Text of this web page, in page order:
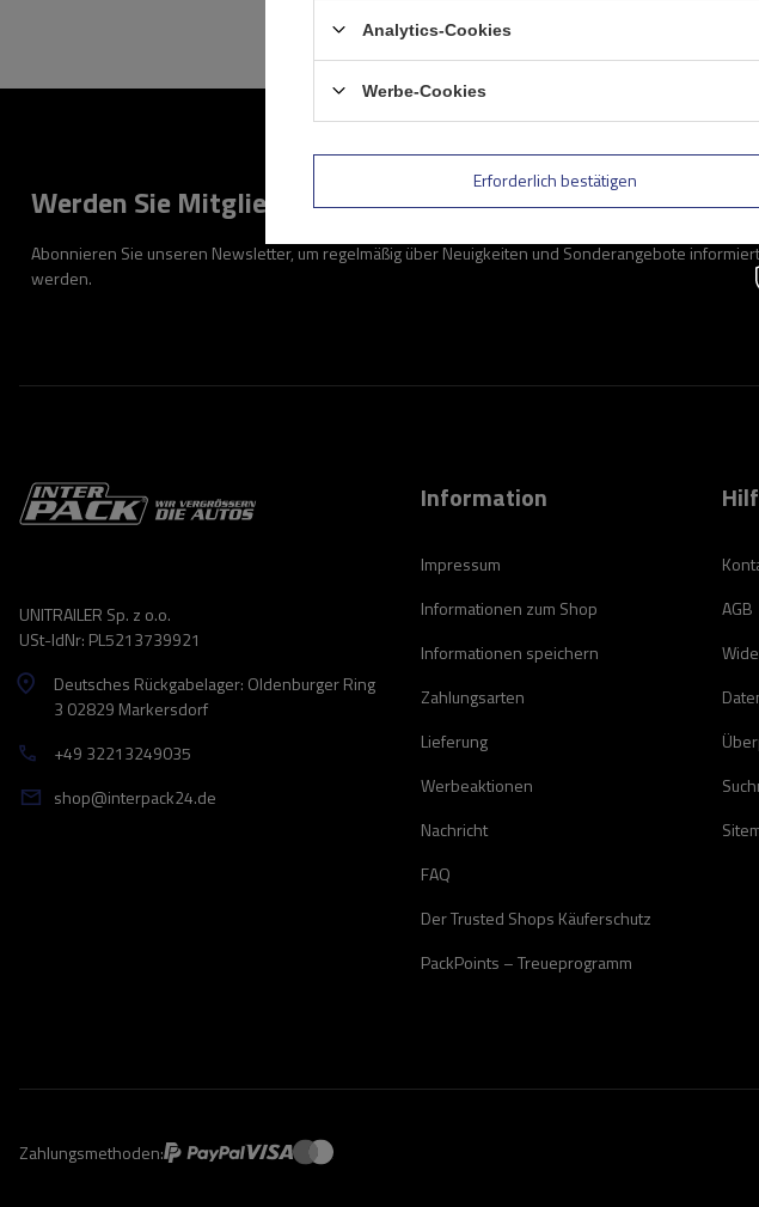
Werden Sie Mitglied
Abonnieren Sie unseren Newsletter, um regelmäßig über Neuigkeiten und Sonderangebote
werden.
UNITRAILER Sp. z o.o.
USt-IdNr: PL5213739921
Deutsches Rückgabelager: Oldenburger Ring
3 02829 Markersdorf
+49 32213249035
shop@interpack24.de
Information
Impressum
Informationen zum Shop
Informationen speichern
Zahlungsarten
Lieferung
Werbeaktionen
Nachricht
FAQ
Der Trusted Shops Käuferschutz
PackPoints – Treueprogramm
AGB
Zahlungsmethoden:
Analytics-Cookies
Werbe-Cookies
Erforderlich bestätigen